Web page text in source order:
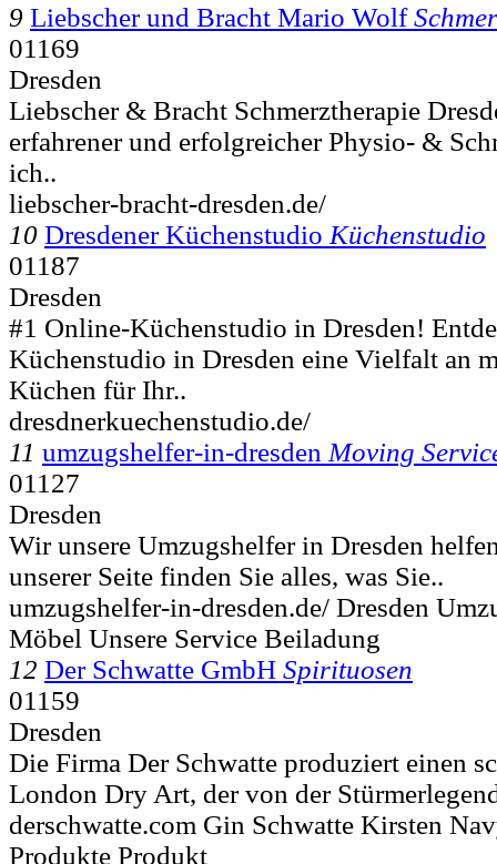
9 Liebscher und Bracht Mario Wolf
01169
Dresden
Liebscher & Bracht Schmerztherapie
erfahrener und erfolgreicher Physio- &
ich..
liebscher-bracht-dresden.de/
10 Dresdener Küchenstudio Küchenstudio
01187
Dresden
#1 Online-Küchenstudio in Dresden!
Küchenstudio in Dresden eine Vielfalt an
Küchen für Ihr..
dresdnerkuechenstudio.de/
11 umzugshelfer-in-dresden Moving
01127
Dresden
Wir unsere Umzugshelfer in Dresden
unserer Seite finden Sie alles, was Sie..
umzugshelfer-in-dresden.de/ Dresden
Möbel Unsere Service Beiladung
12 Der Schwatte GmbH Spirituosen
01159
Dresden
Die Firma Der Schwatte produziert einen
London Dry Art, der von der
derschwatte.com Gin Schwatte Kirsten
Produkte Produkt